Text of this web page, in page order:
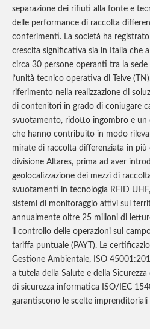
separazione dei rifiuti alla fonte e
delle performance di raccolta
conferimenti. La società ha
crescita significativa sia in Italia che
circa 30 persone operanti tra la
l’unità tecnico operativa di Telve
riferimento nella realizzazione di
di contenitori in grado di coniugare
svuotamento, ridotto ingombro e un
che hanno contribuito in modo
mirate di raccolta differenziata in più
divisione Altares, prima ad aver
geolocalizzazione dei mezzi di
svuotamenti in tecnologia RFID
sistemi di monitoraggio attivi sul
annualmente oltre 25 milioni di
il controllo delle operazioni sul
tariffa puntuale (PAYT). Le
Gestione Ambientale, ISO
a tutela della Salute e della
di sicurezza informatica ISO/IEC
garantiscono le scelte imprenditoriali